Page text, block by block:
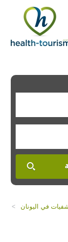
includes
system.
في اليونان
>